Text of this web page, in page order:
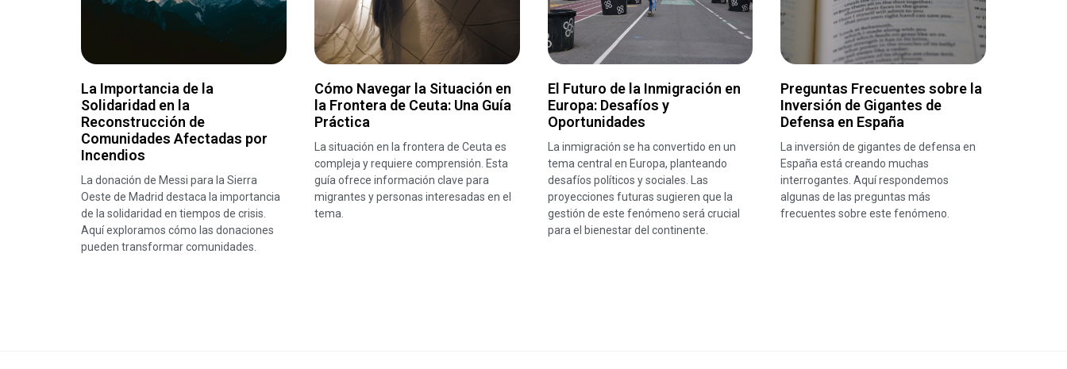
La Importancia de la
Solidaridad en la
Reconstrucción de
Comunidades Afectadas por
Incendios
La donación de Messi para la Sierra
Oeste de Madrid destaca la importancia
de la solidaridad en tiempos de crisis.
Aquí exploramos cómo las donaciones
pueden transformar comunidades.
Cómo Navegar la Situación en
la Frontera de Ceuta: Una Guía
Práctica
La situación en la frontera de Ceuta es
compleja y requiere comprensión. Esta
guía ofrece información clave para
migrantes y personas interesadas en el
tema.
El Futuro de la Inmigración en
Europa: Desafíos y
Oportunidades
La inmigración se ha convertido en un
tema central en Europa, planteando
desafíos políticos y sociales. Las
proyecciones futuras sugieren que la
gestión de este fenómeno será crucial
para el bienestar del continente.
Preguntas Frecuentes sobre la
Inversión de Gigantes de
Defensa en España
La inversión de gigantes de defensa en
España está creando muchas
interrogantes. Aquí respondemos
algunas de las preguntas más
frecuentes sobre este fenómeno.